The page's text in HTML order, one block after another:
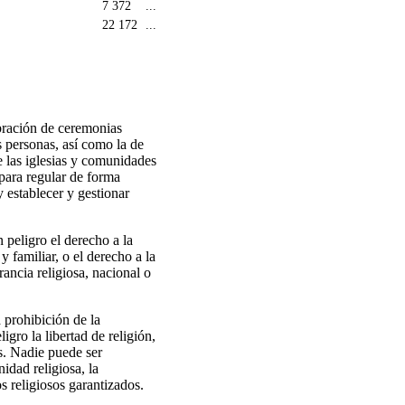
7 372
...
22 172
...
de ceremonias
así como la de
iglesias y comunidades
regular de forma
y gestionar
peligro el derecho a la
familiar, o el derecho a la
religiosa, nacional o
prohibición de la
la libertad de religión,
Nadie puede ser
religiosa, la
religiosos garantizados.